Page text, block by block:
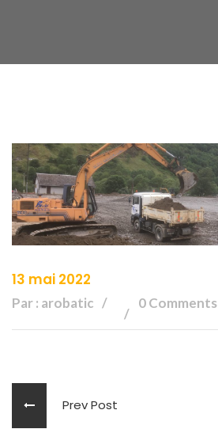
13 mai 2022
Par : arobatic 0 Comments
Prev Post